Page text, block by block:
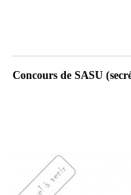
Concours de SASU